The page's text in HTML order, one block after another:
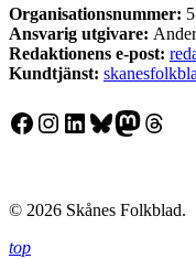
Organisationsnummer:
Ansvarig utgivare:
Redaktionens e-post:
Kundtjänst:
Facebook
Instagram
LinkedIn
Bluesky
© 2026 Skånes Folkblad.
top